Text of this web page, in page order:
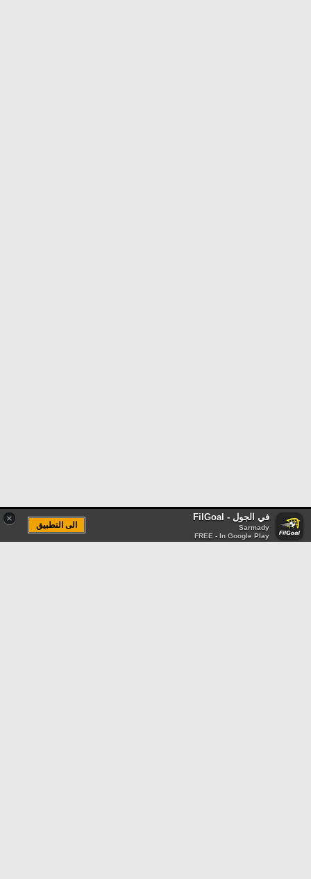
× في الجول - FilGoal
Sarmady
FREE - In Google Play
الى التطبيق